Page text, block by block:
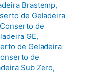
Brastemp,
de Geladeira
Conserto de
GE,
de Geladeira
de
Sub Zero,